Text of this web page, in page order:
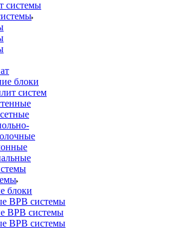
блоки
систем
блоки
ВРВ системы
ВРВ системы
ВРВ системы